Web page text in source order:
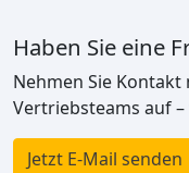
Haben Sie eine
Nehmen Sie
Vertriebsteams auf
Jetzt E-Mail senden